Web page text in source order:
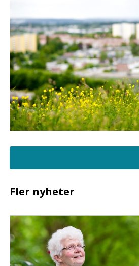
Fler nyheter